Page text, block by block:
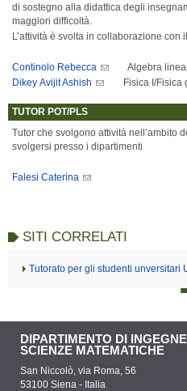
di sostegno alla didattica degli
maggiori difficoltà.
L’attività è svolta in collaborazione con
Continolo Rebecca
Algebra
Dikey Avijit Ashish
Fisica I/Fisica
TUTOR POT/PLS
Tutor che svolgono attività nell’ambito
svolgersi presso i dipartimenti
Falesi Caterina
SITI CORRELATI
Tutorato per gli studenti unversitari
DIPARTIMENTO DI
SCIENZE MATEMATICHE
San Niccolò, via Roma, 56
53100 Siena - Italia